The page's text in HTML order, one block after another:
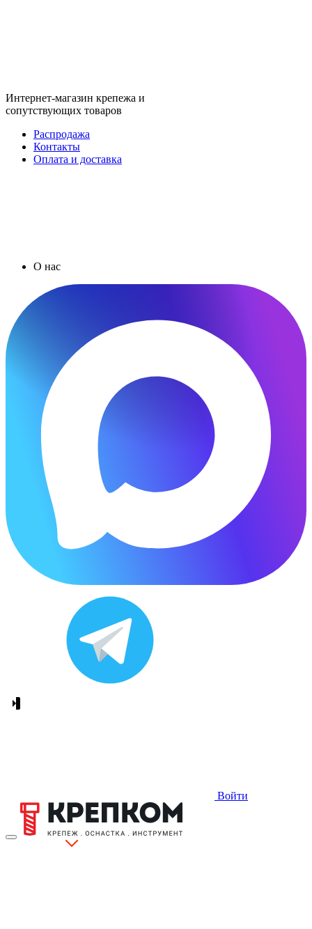
Интернет-магазин крепежа и
сопутствующих товаров
Распродажа
Контакты
Оплата и доставка
О нас
Войти